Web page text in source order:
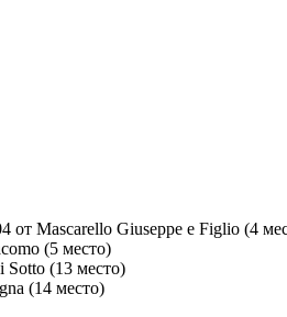
от Mascarello Giuseppe e Figlio (4
(5 место)
Sotto (13 место)
(14 место)